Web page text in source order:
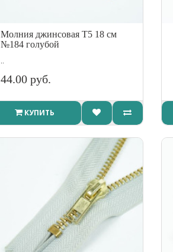
Молния джинсовая Т5 18 см
№184 голубой
..
44.00 руб.
КУПИТЬ